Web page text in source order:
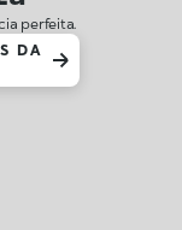
perfeita.
DA